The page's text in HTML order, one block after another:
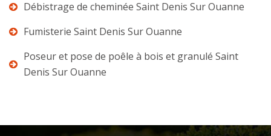
Débistrage de cheminée Saint Denis Sur Ouanne
Fumisterie Saint Denis Sur Ouanne
Poseur et pose de poêle à bois et granulé Saint
Denis Sur Ouanne